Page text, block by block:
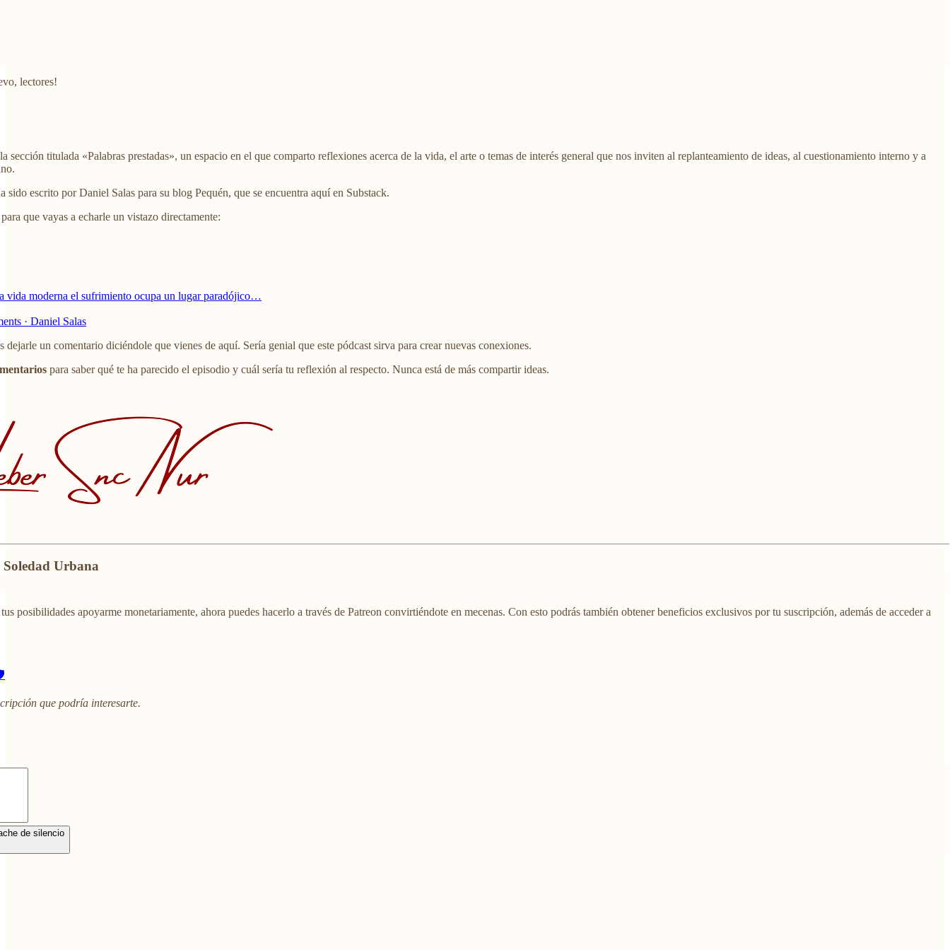
lectores!
sección titulada «Palabras prestadas», un espacio en el que comparto reflexiones acerca de la vida, el arte o temas de interés general que nos inviten al replanteamiento de ideas, al cuestionamiento interno y a
sido escrito por Daniel Salas para su blog Pequén, que se encuentra aquí en Substack.
que vayas a echarle un vistazo directamente:
vida moderna el sufrimiento ocupa un lugar paradójico…
· Daniel Salas
dejarle un comentario diciéndole que vienes de aquí. Sería genial que este pódcast sirva para crear nuevas conexiones.
para saber qué te ha parecido el episodio y cuál sería tu reflexión al respecto. Nunca está de más compartir ideas.
Urbana
posibilidades apoyarme monetariamente, ahora puedes hacerlo a través de Patreon convirtiéndote en mecenas. Con esto podrás también obtener beneficios exclusivos por tu suscripción, además de acceder a
que podría interesarte.
de silencio